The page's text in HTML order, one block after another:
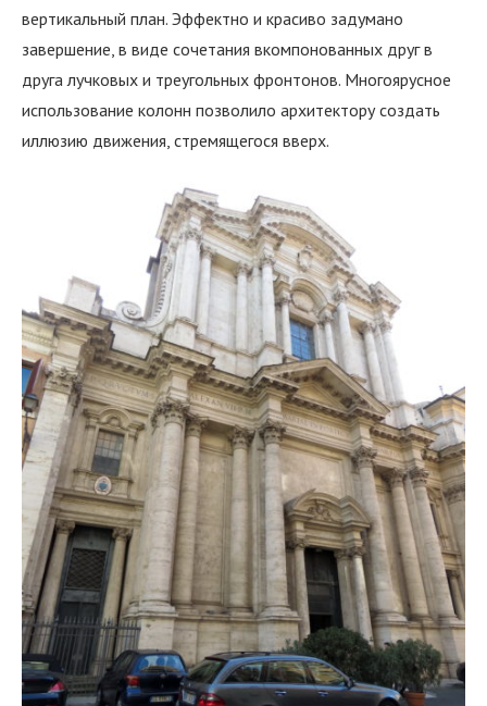
вертикальный план. Эффектно и красиво задумано
завершение, в виде сочетания вкомпонованных друг в
друга лучковых и треугольных фронтонов. Многоярусное
использование колонн позволило архитектору создать
иллюзию движения, стремящегося вверх.